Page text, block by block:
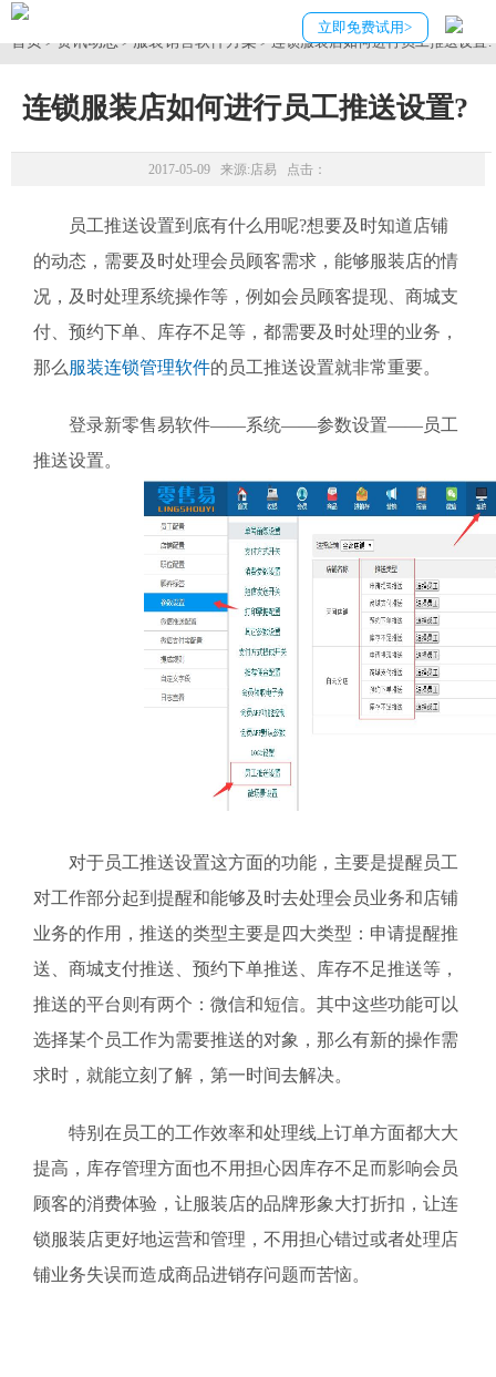
立即免费试用>
首页>资讯动态>服装销售软件方案> 连锁服装店如何进行员工推送设置?
连锁服装店如何进行员工推送设置?
2017-05-09 来源:店易 点击：
员工推送设置到底有什么用呢?想要及时知道店铺
的动态，需要及时处理会员顾客需求，能够服装店的情
况，及时处理系统操作等，例如会员顾客提现、商城支
付、预约下单、库存不足等，都需要及时处理的业务，
那么 服装连锁管理软件的员工推送设置就非常重要。
登录新零售易软件——系统——参数设置——员工
推送设置。
对于员工推送设置这方面的功能，主要是提醒员工
对工作部分起到提醒和能够及时去处理会员业务和店铺
业务的作用，推送的类型主要是四大类型：申请提醒推
送、商城支付推送、预约下单推送、库存不足推送等，
推送的平台则有两个：微信和短信。其中这些功能可以
选择某个员工作为需要推送的对象，那么有新的操作需
求时，就能立刻了解，第一时间去解决。
特别在员工的工作效率和处理线上订单方面都大大
提高，库存管理方面也不用担心因库存不足而影响会员
顾客的消费体验，让服装店的品牌形象大打折扣，让连
锁服装店更好地运营和管理，不用担心错过或者处理店
铺业务失误而造成商品进销存问题而苦恼。